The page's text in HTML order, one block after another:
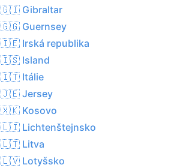
🇬🇮 Gibraltar
🇬🇬 Guernsey
🇮🇪 Irská republika
🇮🇸 Island
🇮🇹 Itálie
🇯🇪 Jersey
🇽🇰 Kosovo
🇱🇮 Lichtenštejnsko
🇱🇹 Litva
🇱🇻 Lotyšsko